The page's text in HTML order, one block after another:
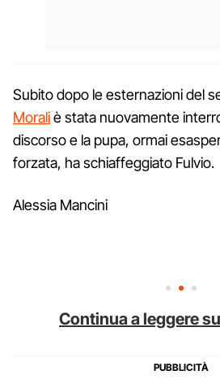
Subito dopo le esternazioni del
Moraliè stata nuovamente
discorso e la pupa, ormai
forzata, ha schiaffeggiato Fulvio.
Alessia Mancini
Continua a leggere